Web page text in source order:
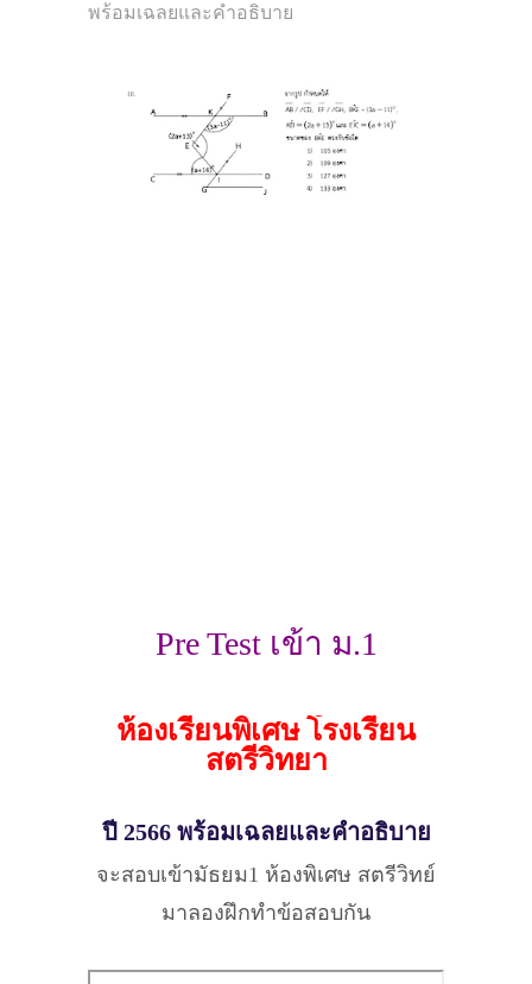
พร้อมเฉลยและคำอธิบาย
Pre Test เข้า ม.1
ห้องเรียนพิเศษ โรงเรียน
สตรีวิทยา
ปี 2566 พร้อมเฉลยและคำอธิบาย
จะสอบเข้ามัธยม1 ห้องพิเศษ สตรีวิทย์
มาลองฝึกทำข้อสอบกัน